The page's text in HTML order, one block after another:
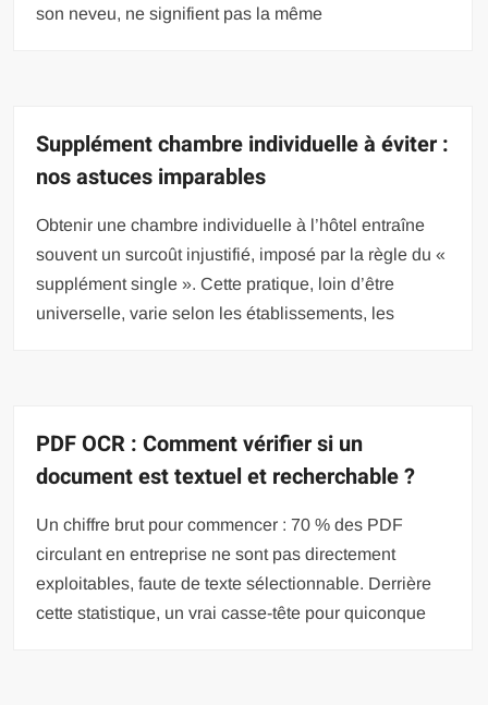
son neveu, ne signifient pas la même
Supplément chambre individuelle à éviter :
nos astuces imparables
Obtenir une chambre individuelle à l’hôtel entraîne
souvent un surcoût injustifié, imposé par la règle du «
supplément single ». Cette pratique, loin d’être
universelle, varie selon les établissements, les
PDF OCR : Comment vérifier si un
document est textuel et recherchable ?
Un chiffre brut pour commencer : 70 % des PDF
circulant en entreprise ne sont pas directement
exploitables, faute de texte sélectionnable. Derrière
cette statistique, un vrai casse-tête pour quiconque